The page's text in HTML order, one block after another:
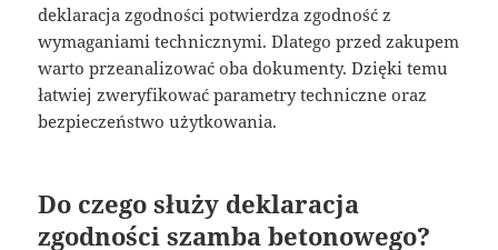
deklaracja zgodności potwierdza zgodność z
wymaganiami technicznymi. Dlatego przed zakupem
warto przeanalizować oba dokumenty. Dzięki temu
łatwiej zweryfikować parametry techniczne oraz
bezpieczeństwo użytkowania.
Do czego służy deklaracja
zgodności szamba betonowego?